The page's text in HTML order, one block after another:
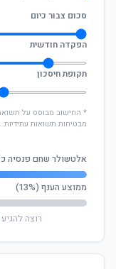
סכום צבור כיום
הפקדה חודשית
תקופת חיסכון
מבטיחות תשואות
אלטשולר שחם פנסיה
ממוצע הענף (13%)
רוצה